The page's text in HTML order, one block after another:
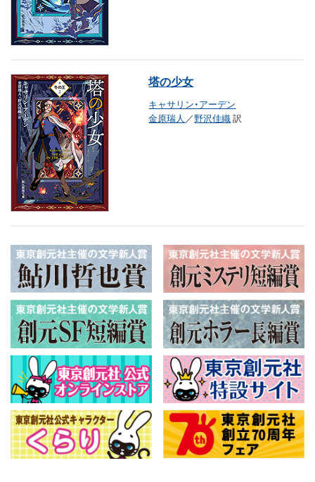
塔の少女
キャサリン・アーデン
金原瑞人 ／野沢佳織訳